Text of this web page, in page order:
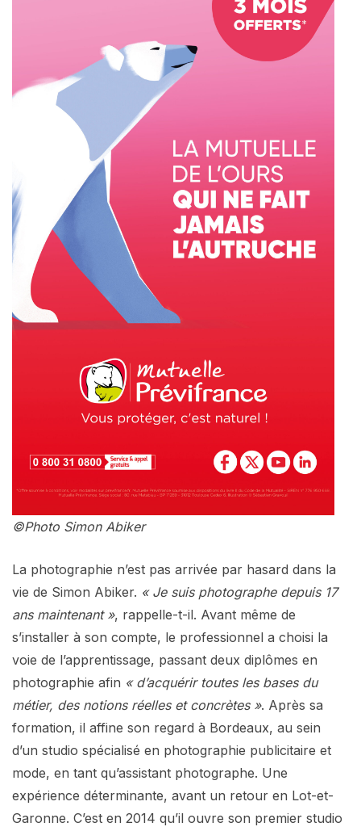
©Photo Simon Abiker
La photographie n’est pas arrivée par hasard dans la
vie de Simon Abiker. « Je suis photographe depuis 17
ans maintenant », rappelle-t-il. Avant même de
s’installer à son compte, le professionnel a choisi la
voie de l’apprentissage, passant deux diplômes en
photographie afin « d’acquérir toutes les bases du
métier, des notions réelles et concrètes ». Après sa
formation, il affine son regard à Bordeaux, au sein
d’un studio spécialisé en photographie publicitaire et
mode, en tant qu’assistant photographe. Une
expérience déterminante, avant un retour en Lot-et-
Garonne. C’est en 2014 qu’il ouvre son premier studio